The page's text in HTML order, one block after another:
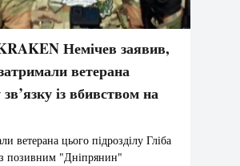
Немічев заявив,
ветерана
зв’язку із вбивством на
ветерана цього підрозділу Гліба
позивним "Дніпрянин"